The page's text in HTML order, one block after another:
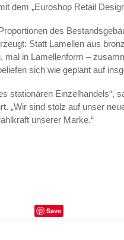
dem „Euroshop Retail
des
Statt Lamellen aus
mal in Lamellenform –
sich wie geplant auf
stationären Einzelhandels“,
„Wir sind stolz auf unser
unserer Marke.“
Save